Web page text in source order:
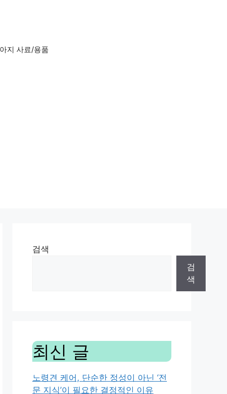
지 사료/용품
검색
검
색
최신 글
노령견 케어, 단순한 정성이 아닌 ‘전
문 지식’이 필요한 결정적인 이유